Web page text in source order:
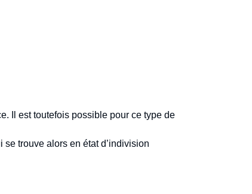
Il est toutefois possible pour ce type de
trouve alors en état d’indivision